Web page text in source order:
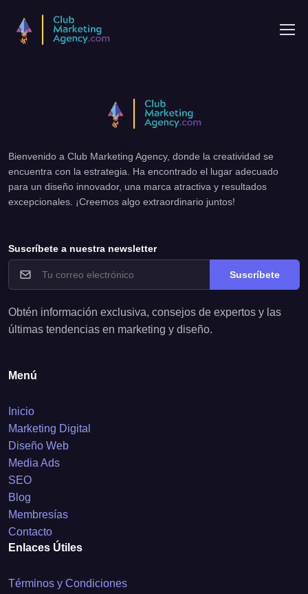
Bienvenido a Club Marketing Agency, donde la creatividad se
encuentra con la estrategia. Ha encontrado el lugar adecuado
para un diseño innovador, una marca atractiva y resultados
excepcionales. ¡Creemos algo extraordinario juntos!
Suscríbete a nuestra newsletter
Suscríbete
Obtén información exclusiva, consejos de expertos y las
últimas tendencias en marketing y diseño.
Menú
Inicio
Marketing Digital
Diseño Web
Media Ads
SEO
Blog
Membresías
Contacto
Enlaces Útiles
Términos y Condiciones